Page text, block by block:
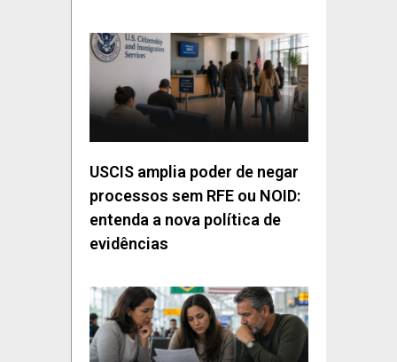
USCIS amplia poder de negar
processos sem RFE ou NOID:
entenda a nova política de
evidências